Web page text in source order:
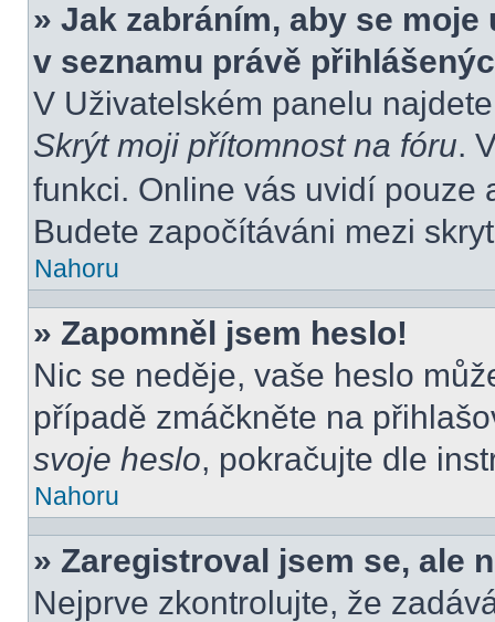
» Jak zabráním, aby se
v seznamu právě
V Uživatelském panelu
Skrýt moji přítomnost na fóru.
funkci. Online vás uvidí pouze
Budete započítáváni mezi
Nahoru
» Zapomněl jsem heslo!
Nic se neděje, vaše heslo
případě zmáčkněte na
svoje heslo, pokračujte dle
Nahoru
» Zaregistroval jsem se, ale
Nejprve zkontrolujte, že